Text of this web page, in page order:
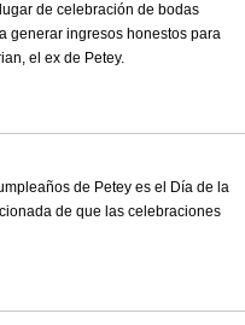
de celebración de bodas
generar ingresos honestos para
el ex de Petey.
de Petey es el Día de la
de que las celebraciones